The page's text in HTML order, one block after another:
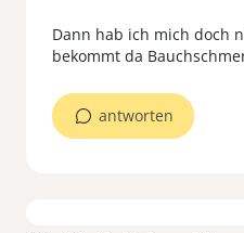
Dann hab ich mich doch
bekommt da
antworten